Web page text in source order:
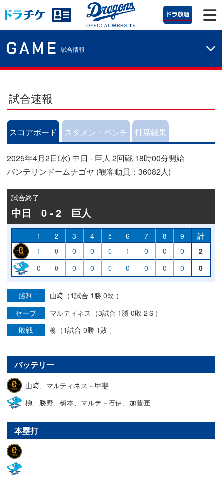
GAME 試合情報
試合速報
スコアボード スタメン・ベンチ 打席結果
2025年4月2日(水) 中日 - 巨人 2回戦 18時00分開始
バンテリンドームナゴヤ (観客動員：36082人)
試合終了
中日 0 - 2 巨人
1 2 3 4 5 6 7 8 9
計
1
0 0 0 0 1 0 0 0
2
0
0 0 0 0 0 0 0 0 0
勝利
山﨑（1試合 1勝 0敗 ）
セーブ
マルティネス（3試合 1勝 0敗 2Ｓ）
敗戦
柳（1試合 0勝 1敗 ）
バッテリー
山﨑、マルティネス－甲斐
柳、勝野、橋本、マルテ－石伊、加藤匠
本塁打